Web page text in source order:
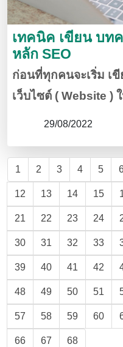
เทคนิค เขียน บท
หลัก SEO
ก่อนที่ทุกคนจะเริ่ม เ
เว็บไซต์ ( Website )
SEO คืออะไร ซึ่งเรา
Website ) ของ ธุรกิจ
ค้นหา บน Google ( กู
29/08/2022
1 2 3 4 5
12 13 14 15
21 22 23 24
30 31 32 33
39 40 41 42
48 49 50 51
57 58 59 60
66 67 68